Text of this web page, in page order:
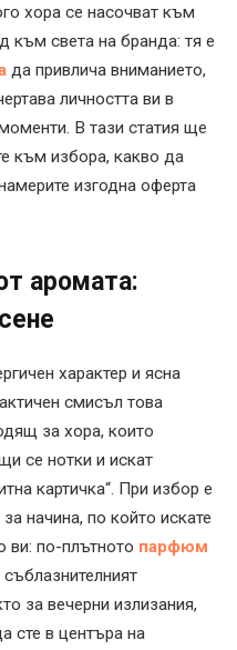
хора се насочват към
към света на бранда: тя е
да привлича вниманието,
личността ви в
В тази статия ще
към избора, какво да
изгодна оферта
аромата:
характер и ясна
смисъл това
за хора, които
се нотки и искат
картичка“. При избор е
начина, по който искате
ви: по-плътното парфюм
съблазнителният
за вечерни излизания,
сте в центъра на